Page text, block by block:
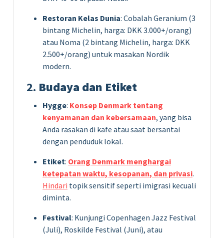
Restoran Kelas Dunia: Cobalah Geranium (3
bintang Michelin, harga: DKK 3.000+/orang)
atau Noma (2 bintang Michelin, harga: DKK
2.500+/orang) untuk masakan Nordik
modern.
2. Budaya dan Etiket
Hygge: Konsep Denmark tentang
kenyamanan dan kebersamaan, yang bisa
Anda rasakan di kafe atau saat bersantai
dengan penduduk lokal.
Etiket: Orang Denmark menghargai
ketepatan waktu, kesopanan, dan privasi.
Hindari topik sensitif seperti imigrasi kecuali
diminta.
Festival: Kunjungi Copenhagen Jazz Festival
(Juli), Roskilde Festival (Juni), atau